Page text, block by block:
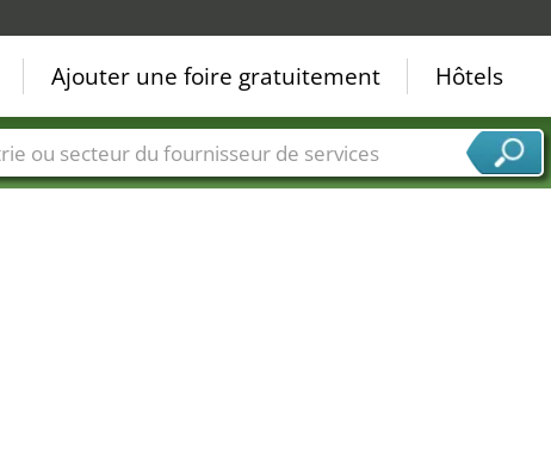
Ajouter une foire gratuitement Hôtels
foire Secteurs du fournisseur de services